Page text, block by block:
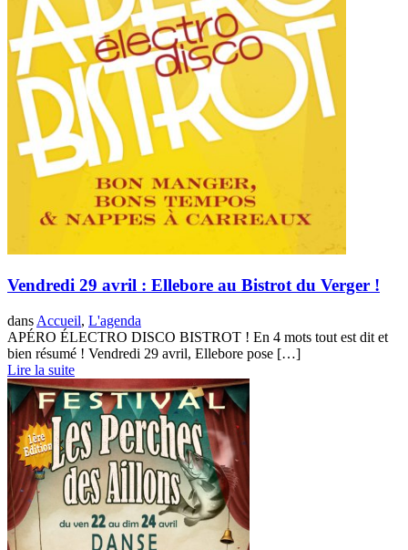
Vendredi 29 avril : Ellebore au Bistrot du Verger !
dans Accueil, L'agenda
APÉRO ÉLECTRO DISCO BISTROT ! En 4 mots tout est dit et
bien résumé ! Vendredi 29 avril, Ellebore pose […]
Lire la suite